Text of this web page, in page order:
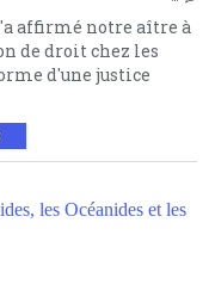
affirmé notre aître à
de droit chez les
d'une justice
les Océanides et les